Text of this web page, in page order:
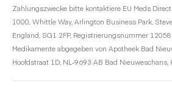
Zahlungszwecke bitte kontaktiere EU Meds
1000, Whittle Way, Arlington Business Park,
England, SG1 2FP, Registrierungsnummer
Medikamente abgegeben von Apotheek Bad
Hoofdstraat 1D, NL-9693 AB Bad Nieuweschans,